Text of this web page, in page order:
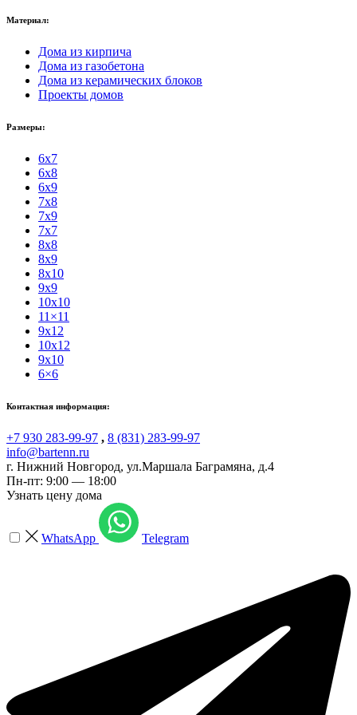
Материал:
Дома из кирпича
Дома из газобетона
Дома из керамических блоков
Проекты домов
Размеры:
6x7
6x8
6x9
7x8
7x9
7x7
8x8
8x9
8x10
9x9
10x10
11×11
9x12
10x12
9x10
6×6
Контактная информация:
+7 930 283-99-97 , 8 (831) 283-99-97
info@bartenn.ru
г. Нижний Новгород, ул.Маршала Баграмяна, д.4
Пн-пт: 9:00 — 18:00
Узнать цену дома
WhatsApp Telegram